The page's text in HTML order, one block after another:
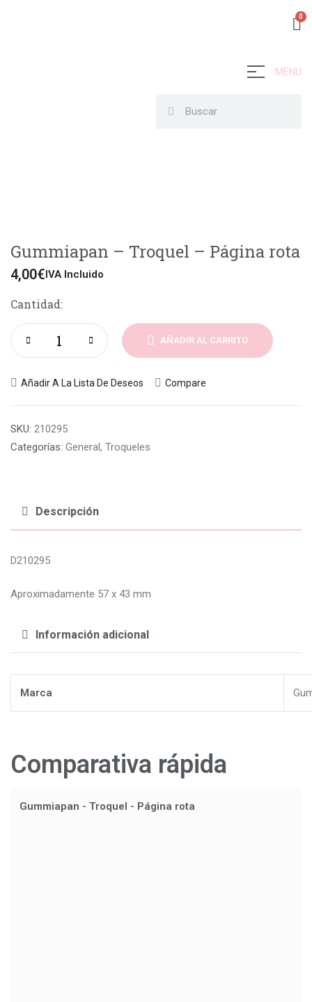
MENU
Gummiapan – Troquel – Página rota
4,00€IVA Incluido
Cantidad:
AÑADIR AL CARRITO
Añadir A La Lista De Deseos Compare
SKU: 210295
Categorías: General, Troqueles
Descripción
D210295
Aproximadamente 57 x 43 mm
Información adicional
Marca
Comparativa rápida
Gummiapan - Troquel - Página rota